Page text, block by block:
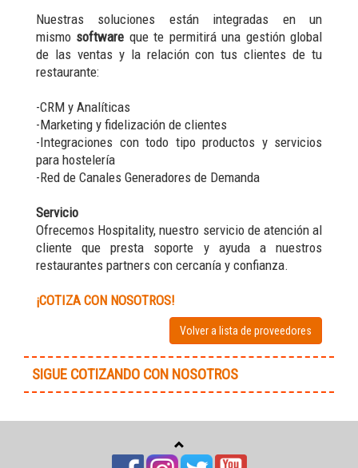
Nuestras soluciones están integradas en un
mismo software que te permitirá una gestión global
de las ventas y la relación con tus clientes de tu
restaurante:
-CRM y Analíticas
-Marketing y fidelización de clientes
-Integraciones con todo tipo productos y servicios
para hostelería
-Red de Canales Generadores de Demanda
Servicio
Ofrecemos Hospitality, nuestro servicio de atención al
cliente que presta soporte y ayuda a nuestros
restaurantes partners con cercanía y confianza.
¡COTIZA CON NOSOTROS!
Volver a lista de proveedores
SIGUE COTIZANDO CON NOSOTROS